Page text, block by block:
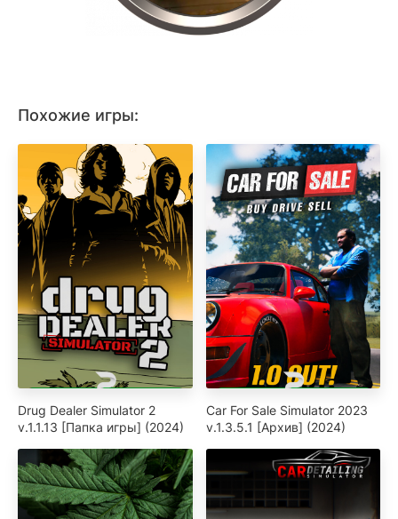
Похожие игры:
Drug Dealer Simulator 2
v.1.1.13 [Папка игры] (2024)
Car For Sale Simulator 2023
v.1.3.5.1 [Архив] (2024)